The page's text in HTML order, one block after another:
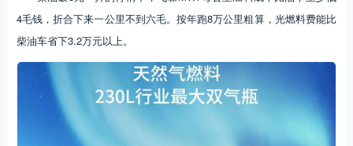
4毛钱，折合下来一公里不到六毛。按年跑8万公里粗算，光燃料费能比
柴油车省下3.2万元以上。